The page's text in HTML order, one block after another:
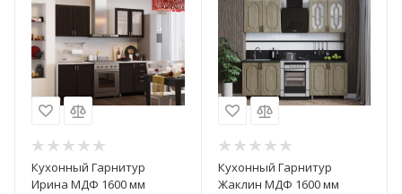
Кухонный Гарнитур
Ирина МДФ 1600 мм
Кухонный Гарнитур
Жаклин МДФ 1600 мм